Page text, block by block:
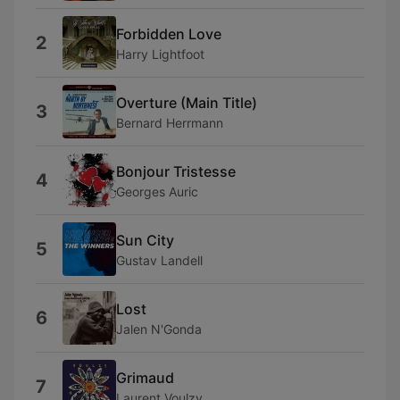
2 Forbidden Love
Harry Lightfoot
3 Overture (Main Title)
Bernard Herrmann
4 Bonjour Tristesse
Georges Auric
5 Sun City
Gustav Landell
6 Lost
Jalen N'Gonda
7 Grimaud